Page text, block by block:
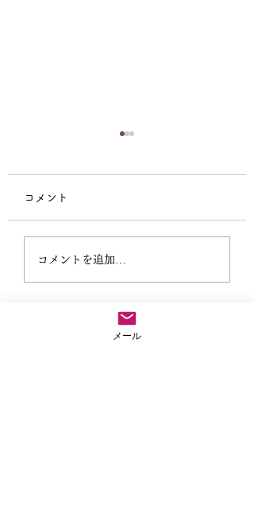
コメント
コメントを追加…
法事や葬儀のご依頼など気兼ねなくご連絡ださい
メール